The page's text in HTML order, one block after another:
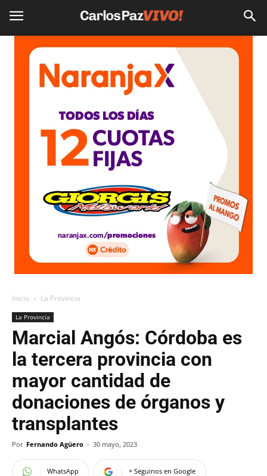
Inicio La Provincia
La Provincia
Marcial Angós: Córdoba es
la tercera provincia con
mayor cantidad de
donaciones de órganos y
transplantes
Por Fernando Agüero - 30 mayo, 2023
WhatsApp + Seguinos en Google